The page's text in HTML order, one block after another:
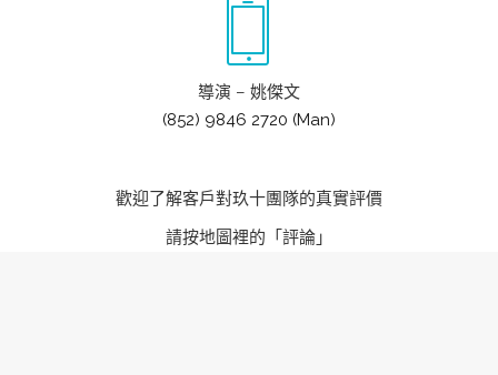
導演 – 姚傑文
(852) 9846 2720 (Man)
歡迎了解客戶對玖十團隊的真實評價
請按地圖裡的「評論」